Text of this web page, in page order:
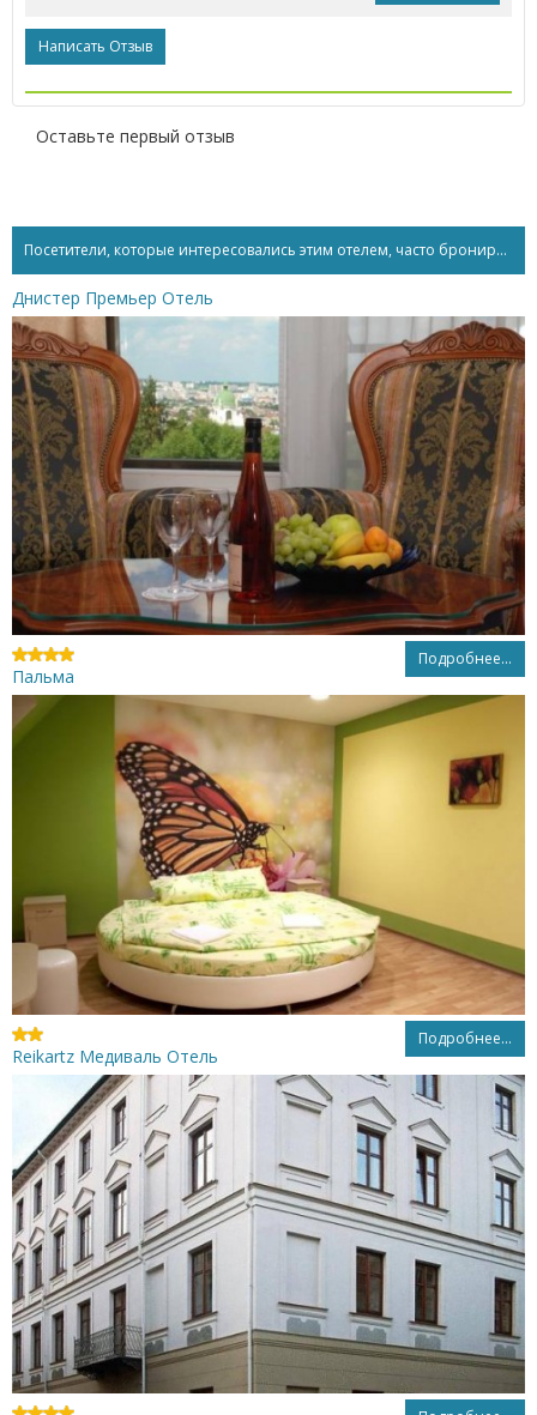
Написать Отзыв
Оставьте первый отзыв
Посетители, которые интересовались этим отелем, часто бронируют...
Днистер Премьер Отель
Подробнее...
Пальма
Подробнее...
Reikartz Медиваль Отель